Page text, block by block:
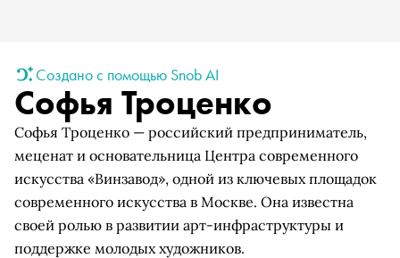
Создано с помощью Snob AI
Софья Троценко
Софья Троценко — российский предприниматель,
меценат и основательница Центра современного
искусства «Винзавод», одной из ключевых площадок
современного искусства в Москве. Она известна
своей ролью в развитии арт-инфраструктуры и
поддержке молодых художников.